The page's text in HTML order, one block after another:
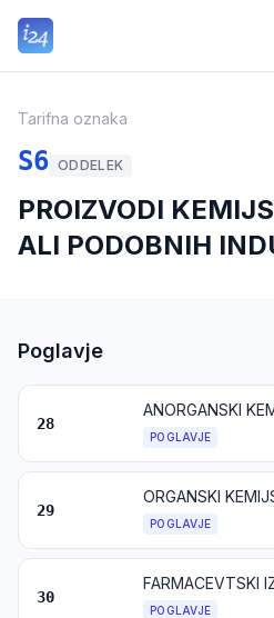
Tarifna oznaka
S6 ODDELEK
PROIZVODI
ALI PODOBNIH
Poglavje
28
POGLAVJE
29
ORGANSKI
POGLAVJE
30
FARMACEVTSKI
POGLAVJE